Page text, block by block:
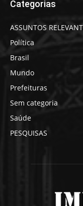
Categorias
ASSUNTOS
Política
Brasil
Mundo
Prefeituras
Sem categoria
Saúde
PESQUISAS